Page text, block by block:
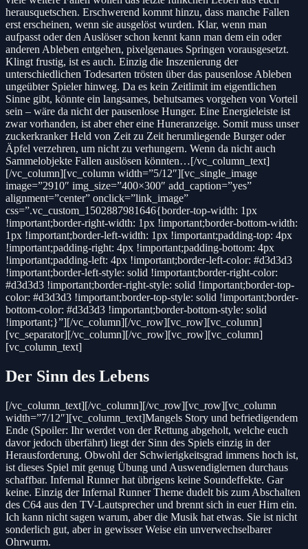
herausquetschen. Erschwerend kommt hinzu, dass manche Fallen
erst erscheinen, wenn sie ausgelöst wurden. Klar, wenn man
aufpasst oder den Auslöser schon kennt kann man dem ein oder
anderen Ableben entgehen, pixelgenaues Springen vorausgesetzt.
Klingt frustig, ist es auch. Einzig die Inszenierung der
unterschiedlichen Todesarten trösten über das pausenlose Ableben
ungeübter Spieler hinweg. Da es kein Zeitlimit im eigentlichen
Sinne gibt, könnte ein langsames, behutsames vorgehen von Vorteil
sein – wäre da nicht der pausenlose Hunger. Eine Energieleiste ist
zwar vorhanden, ist aber eher eine Huneranzeige. Somit muss unser
zuckerkranker Held von Zeit zu Zeit herumliegende Burger oder
Äpfel verzehren, um nicht zu verhungern. Wenn da nicht auch
Sammelobjekte Fallen auslösen könnten…[/vc_column_text]
[/vc_column][vc_column width=”5/12″][vc_single_image
image=”2910″ img_size=”400×300″ add_caption=”yes”
alignment=”center” onclick=”link_image”
css=”.vc_custom_1502887981646{border-top-width: 1px
!important;border-right-width: 1px !important;border-bottom-width:
1px !important;border-left-width: 1px !important;padding-top: 4px
!important;padding-right: 4px !important;padding-bottom: 4px
!important;padding-left: 4px !important;border-left-color: #d3d3d3
!important;border-left-style: solid !important;border-right-color:
#d3d3d3 !important;border-right-style: solid !important;border-top-
color: #d3d3d3 !important;border-top-style: solid !important;border-
bottom-color: #d3d3d3 !important;border-bottom-style: solid
!important;}”][/vc_column][/vc_row][vc_row][vc_column]
[vc_separator][/vc_column][/vc_row][vc_row][vc_column]
[vc_column_text]
Der Sinn des Lebens
[/vc_column_text][/vc_column][/vc_row][vc_row][vc_column
width=”7/12″][vc_column_text]Mangels Story und befriedigendem
Ende (Spoiler: Ihr werdet von der Rettung abgeholt, welche euch
davor jedoch überfährt) liegt der Sinn des Spiels einzig in der
Herausforderung. Obwohl der Schwierigkeitsgrad immens hoch ist,
ist dieses Spiel mit genug Übung und Auswendiglernen durchaus
schaffbar. Infernal Runner hat übrigens keine Soundeffekte. Gar
keine. Einzig der Infernal Runner Theme dudelt bis zum Abschalten
des C64 aus den TV-Lautsprecher und brennt sich in euer Hirn ein.
Ich kann nicht sagen warum, aber die Musik hat etwas. Sie ist nicht
sonderlich gut, aber in gewisser Weise ein unverwechselbarer
Ohrwurm.